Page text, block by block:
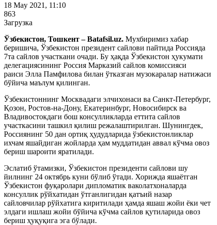
18 May 2021, 11:10
863
Загрузка
Ўзбекистон, Тошкент – Batafsil.uz. Мухбиримиз хабар
беришича, Ўзбекистон президент сайлови пайтида Россияда
7та сайлов участкани очади. Бу ҳақда Ўзбекистон ҳукумати
делегациясининг Россия Марказий сайлов комиссияси
раиси Элла Памфилова билан ўтказган музокаралар натижаси
бўйича маълум қилинган.
Ўзбекистоннинг Москвадаги элчихонаси ва Санкт-Петербург,
Қозон, Ростов-на-Дону, Екатеринбург, Новосибирск ва
Владивостокдаги бош консулликларда еттита сайлов
участкасини ташкил қилиш режалаштирилган. Шунингдек,
Россиянинг 50 дан ортиқ ҳудудларида ўзбекистонликлар
ихчам яшайдиган жойларда ҳам муддатидан аввал кўчма овоз
бериш шароити яратилади.
Эслатиб ўтамизки, Ўзбекистон президенти сайлови шу
йилнинг 24 октябрь куни бўлиб ўтади. Хорижда яшаётган
Ўзбекистон фуқаролари дипломатик ваколатхоналарда
консуллик рўйхатидан ўтганлигидан қатъий назар
сайловчилар рўйхатига киритилади ҳамда яшаш жойи ёки чет
элдаги ишлаш жойи бўйича кўчма сайлов қутиларида овоз
бериш ҳуқуқига эга бўлади.